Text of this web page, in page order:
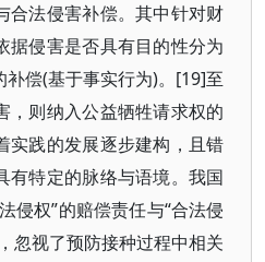
合法侵害补偿。其中针对财
据侵害是否具有目的性分为
偿(基于事实行为)。[19]至
，则纳入公益牺牲请求权的
实践的发展逐步建构，且错
有特定的脉络与语境。我国
侵权”的赔偿责任与“合法侵
忽视了预防接种过程中相关